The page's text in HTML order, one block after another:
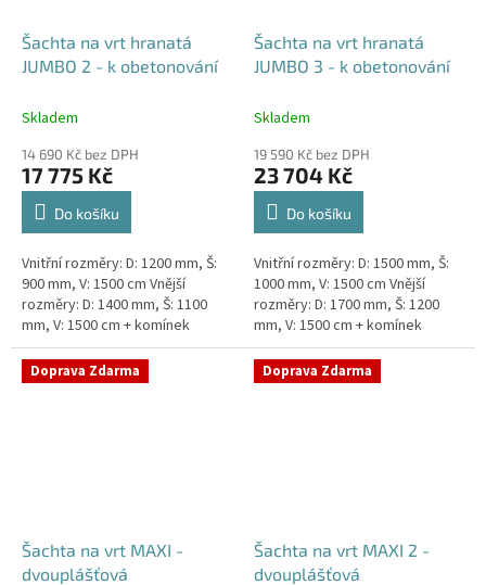
Šachta na vrt hranatá
JUMBO 2 - k obetonování
Skladem
14 690 Kč bez DPH
17 775 Kč
Do košíku
Vnitřní rozměry: D: 1200 mm, Š:
900 mm, V: 1500 cm Vnější
rozměry: D: 1400 mm, Š: 1100
mm, V: 1500 cm + komínek
Šachta na vrt k obetonování -
vhodná pod parkovací...
Šachta na vrt hranatá
JUMBO 3 - k obetonování
Skladem
19 590 Kč bez DPH
23 704 Kč
Do košíku
Vnitřní rozměry: D: 1500 mm, Š:
1000 mm, V: 1500 cm Vnější
rozměry: D: 1700 mm, Š: 1200
mm, V: 1500 cm + komínek
Šachta na vrt k obetonování -
vhodná pod parkovací...
Doprava Zdarma
Šachta na vrt MAXI -
dvouplášťová
Doprava Zdarma
Šachta na vrt MAXI 2 -
dvouplášťová